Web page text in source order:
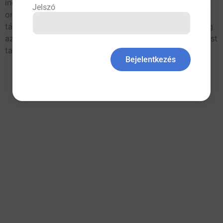
indokolhatják az orvos döntését, de megtagadhatja az
orvos betegének kezelését a megfelelő személyi vagy
tárgyi feltételek hiánya miatt is, vagy akkor, ha a beteg
az orvossal szemben sértő vagy fenyegető magatartást
tanúsít. A beteg a […]
Jelszó
Bejelentkezés